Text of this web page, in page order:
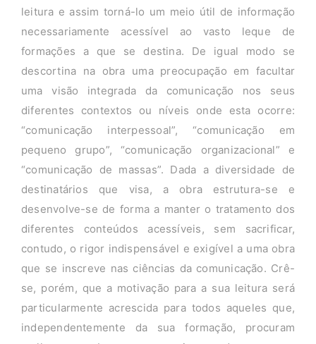
leitura e assim torná-lo um meio útil de informação
necessariamente acessível ao vasto leque de
formações a que se destina. De igual modo se
descortina na obra uma preocupação em facultar
uma visão integrada da comunicação nos seus
diferentes contextos ou níveis onde esta ocorre:
“comunicação interpessoal”, “comunicação em
pequeno grupo”, “comunicação organizacional” e
“comunicação de massas”. Dada a diversidade de
destinatários que visa, a obra estrutura-se e
desenvolve-se de forma a manter o tratamento dos
diferentes conteúdos acessíveis, sem sacrificar,
contudo, o rigor indispensável e exigível a uma obra
que se inscreve nas ciências da comunicação. Crê-
se, porém, que a motivação para a sua leitura será
particularmente acrescida para todos aqueles que,
independentemente da sua formação, procuram